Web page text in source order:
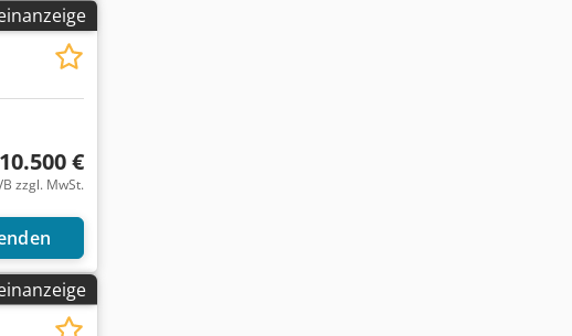
Mehr Bilder anfragen
10.500 €
zzgl. MwSt.